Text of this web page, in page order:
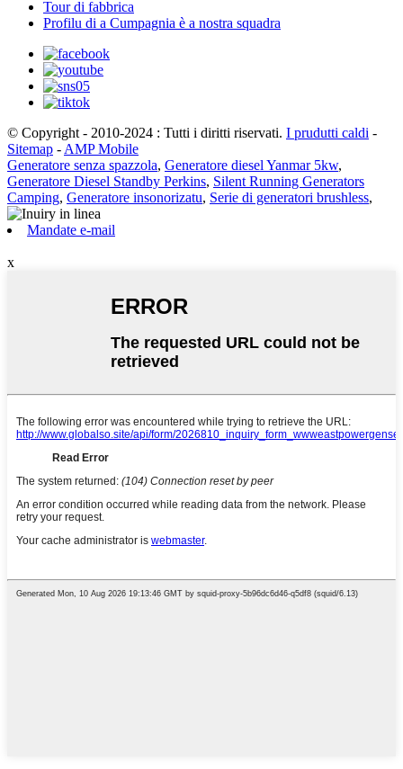
Tour di fabbrica
Profilu di a Cumpagnia è a nostra squadra
© Copyright - 2010-2024 : Tutti i diritti riservati. I prudutti caldi -
Sitemap - AMP Mobile
Generatore senza spazzola, Generatore diesel Yanmar 5kw,
Generatore Diesel Standby Perkins, Silent Running Generators
Camping, Generatore insonorizatu, Serie di generatori brushless,
Mandate e-mail
x